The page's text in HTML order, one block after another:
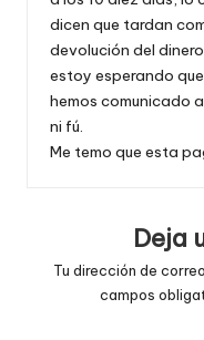
dicen que tardan
devolución del
estoy esperando
hemos comunicado
ni fú.
Me temo que esta
Deja
Tu dirección de
campos